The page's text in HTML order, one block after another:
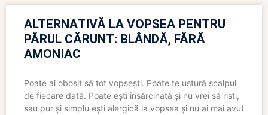
ALTERNATIVĂ LA VOPSEA PENTRU
PĂRUL CĂRUNT: BLÂNDĂ, FĂRĂ
AMONIAC
Poate ai obosit să tot vopsești. Poate te ustură scalpul
de fiecare dată. Poate ești însărcinată și nu vrei să riști,
sau pur și simplu ești alergică la vopsea și nu ai mai avut